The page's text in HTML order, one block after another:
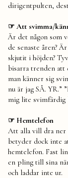
dirigentpulten,
☞ Att svimma/
Är det någon som
de senaste åren?
skjutit i höjden?
bisarra trenden att
man känner sig
nu är jag SÅ. YR.”
mig lite svimfärdig
☞ Hemtelefon
Att alla vill dra ner
betyder dock inte
hemtelefon. Fast
en pling till sina
och laddar inte ur.